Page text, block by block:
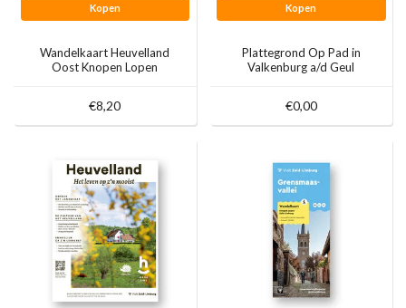
Kopen
Wandelkaart Heuvelland
Oost Knopen Lopen
€8,20
Kopen
Plattegrond Op Pad in
Valkenburg a/d Geul
€0,00